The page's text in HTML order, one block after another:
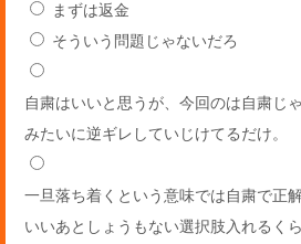
まずは返金
そういう問題じゃないだろ
自粛はいいと思うが、今回のは自粛じ
みたいに逆ギレしていじけてるだけ。
一旦落ち着くという意味では自粛で正
いいあとしょうもない選択肢入れるく